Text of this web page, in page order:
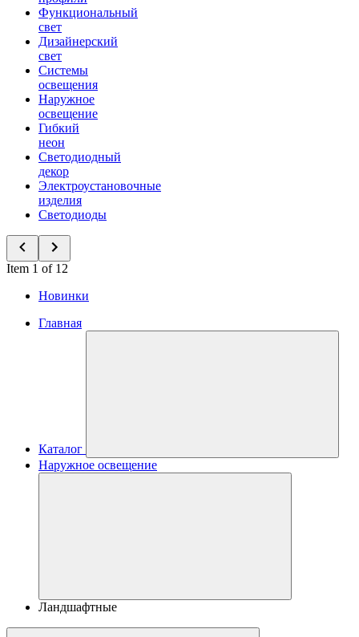
Функциональный
свет
Дизайнерский
свет
Системы
освещения
Наружное
освещение
Гибкий
неон
Светодиодный
декор
Электроустановочные
изделия
Светодиоды
Item 1 of 12
Новинки
Главная
Каталог
Наружное освещение
Ландшафтные